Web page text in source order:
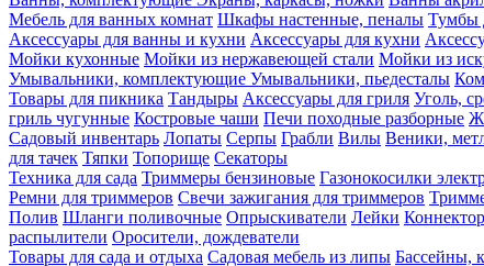
Мебель для ванных комнат Шкафы настенные, пеналы Тумбы
Аксессуары для ванны и кухни Аксессуары для кухни
Мойки кухонные Мойки из нержавеющей стали Мойки из
Умывальники, комплектующие Умывальники, пьедесталы
Товары для пикника Тандыры Аксессуары для гриля Уголь,
гриль чугунные Костровые чаши Печи походные разборные
Садовый инвентарь Лопаты Серпы Грабли Вилы Веники,
для тачек Тяпки Топорище Секаторы
Техника для сада Триммеры бензиновые Газонокосилки
Ремни для триммеров Свечи зажигания для триммеров
Полив Шланги поливочные Опрыскиватели Лейки
распылители Оросители, дождеватели
Товары для сада и отдыха Садовая мебель из липы Бассейны,